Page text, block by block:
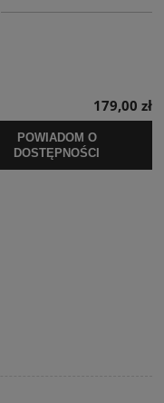
179,00 zł
POWIADOM O
DOSTĘPNOŚCI